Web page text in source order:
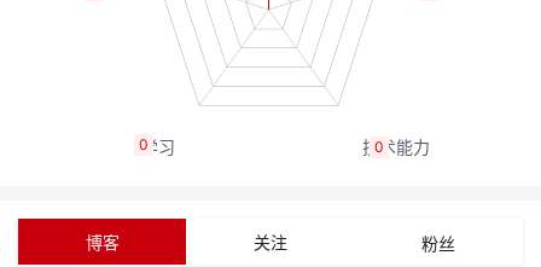
我
0
0
博客 关注 粉丝